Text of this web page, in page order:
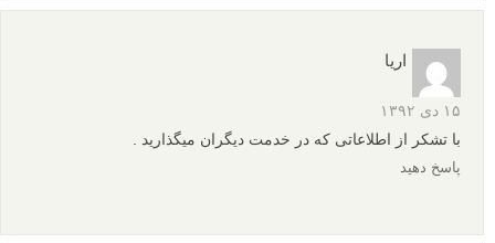
اریا
۱۵ دی ۱۳۹۲
با تشکر از اطلاعاتی که در خدمت دیگران میگذارید .
پاسخ دهید